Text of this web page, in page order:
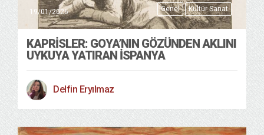
Genel Kültür Sanat
19/01/2026
KAPRISLER: GOYA’NIN GÖZÜNDEN AKLINI
UYKUYA YATIRAN İSPANYA
Delfin Eryılmaz